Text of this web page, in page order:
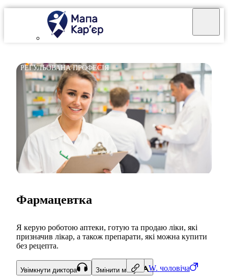
РЕГУЛЬОВАНА ПРОФЕСІЯ
W. чоловіча
Фармацевтка
Я керую роботою аптеки, готую та продаю ліки, які
призначив лікар, а також препарати, які можна купити
без рецепта.
Увімкнути диктора Змінити мову